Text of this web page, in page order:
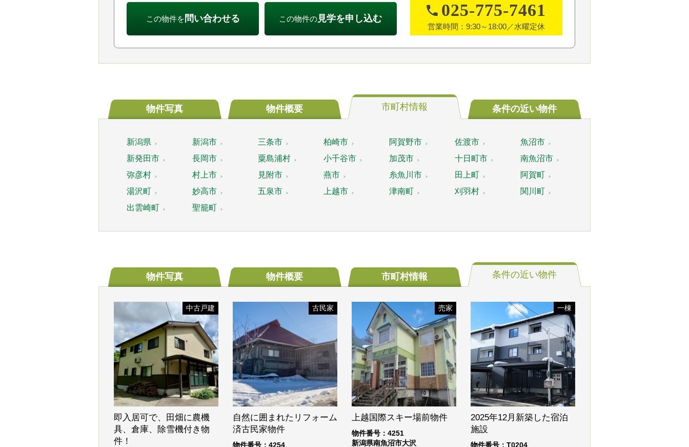
この物件を 問い合わせる この物件の見学を申し込む 025-775-7461
営業時間：9:30～18:00／水曜定休
物件写真 物件概要 市町村情報 条件の近い物件
新潟県 新潟市 三条市 柏崎市 阿賀野市 佐渡市
魚沼市
新発田市
長岡市 粟島浦村 小千谷市 加茂市 十日町市
南魚沼市
弥彦村
村上市 見附市 燕市 糸魚川市 田上町
阿賀町
湯沢町
妙高市 五泉市 上越市 津南町 刈羽村
関川町
出雲崎町
聖籠町
物件写真 物件概要 市町村情報 条件の近い物件
中古戸建
即入居可で、田畑に農機
具、倉庫、除雪機付き物
件！
古民家
自然に囲まれたリフォーム
済古民家物件
物件番号：4254
売家
上越国際スキー場前物件
物件番号：4251
新潟県南魚沼市大沢
一棟
2025年12月新築した宿泊
施設
物件番号：T0204